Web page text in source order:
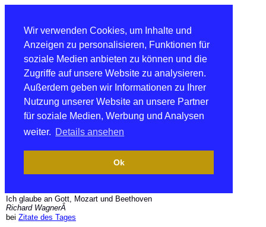
Wir verwenden Cookies, um Inhalte und
Anzeigen zu personalisieren, Funktionen für
soziale Medien anbieten zu können und die
Zugriffe auf unsere Website zu analysieren.
Außerdem geben wir Informationen zu Ihrer
Nutzung unserer Website an unsere Partner
für soziale Medien, Werbung und Analysen
weiter. Details ansehen
Ok
Ich glaube an Gott, Mozart und Beethoven
Richard WagnerÂ
bei Zitate des Tages